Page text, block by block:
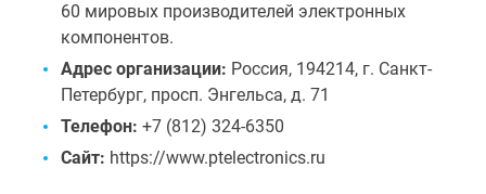
60 мировых производителей электронных
компонентов.
Адрес организации: Россия, 194214, г. Санкт-
Петербург, просп. Энгельса, д. 71
Телефон: +7 (812) 324-6350
Сайт: https://www.ptelectronics.ru